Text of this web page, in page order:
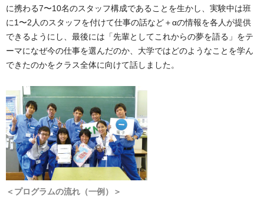
に携わる7〜10名のスタッフ構成であることを生かし、実験中は班
に1〜2人のスタッフを付けて仕事の話など＋αの情報を各人が提供
できるようにし、最後には「先輩としてこれからの夢を語る」をテ
ーマになぜ今の仕事を選んだのか、大学ではどのようなことを学ん
できたのかをクラス全体に向けて話しました。
＜プログラムの流れ（一例）＞